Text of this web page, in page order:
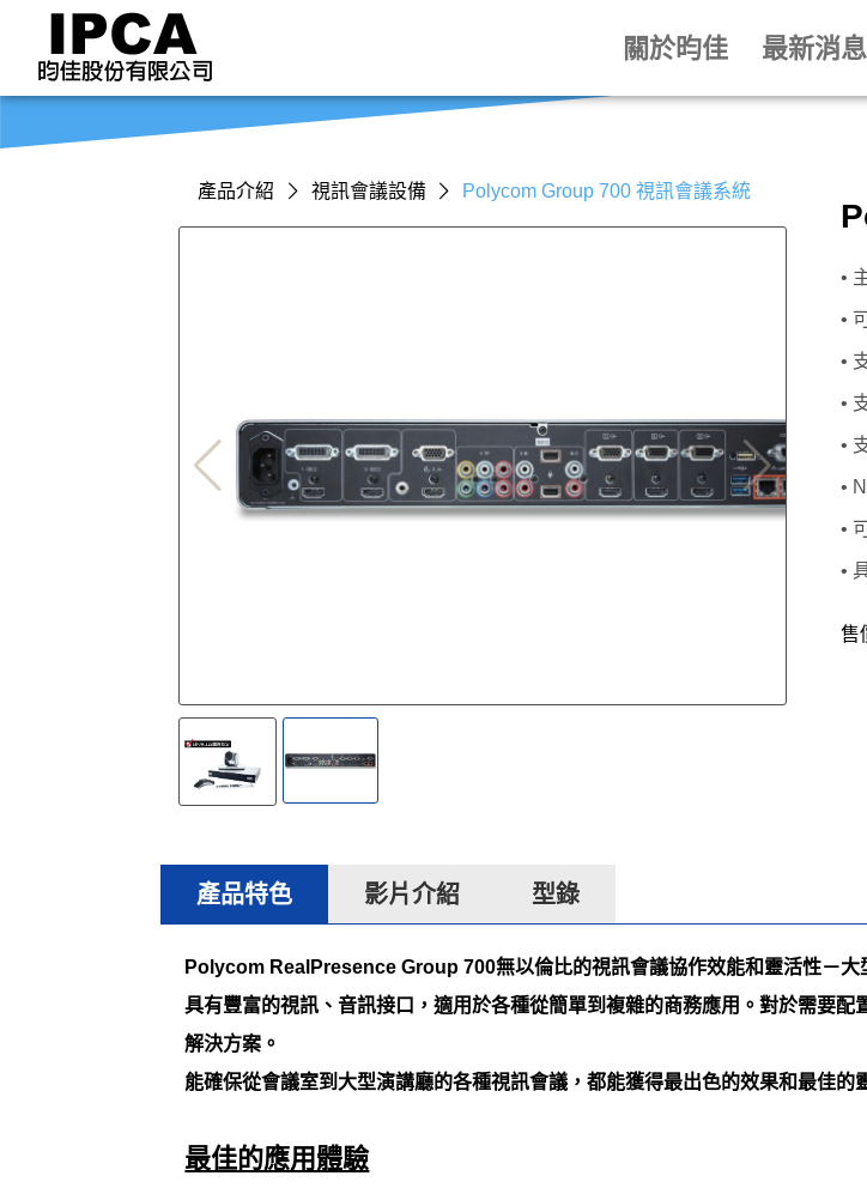
關於昀佳 最新消息
產品介紹 視訊會議設備 Polycom Group 700 視訊會議系統
•
•
•
•
•
•
•
•
售
產品特色 影片介紹 型錄
Polycom RealPresence Group 700無以倫比的視訊會議協作效能和靈活性－大
具有豐富的視訊、音訊接口，適用於各種從簡單到複雜的商務應用。對於需要
解決方案。
能確保從會議室到大型演講廳的各種視訊會議，都能獲得最出色的效果和最佳的
最佳的應用體驗